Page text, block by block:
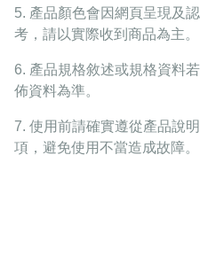
5. 產品顏色會因網頁呈現及
考，請以實際收到商品為主。
6. 產品規格敘述或規格資料
佈資料為準。
7. 使用前請確實遵從產品說
項，避免使用不當造成故障。